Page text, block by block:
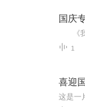
国庆
1
喜迎